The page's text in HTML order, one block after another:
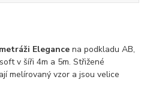
Elegance na podkladu AB,
v šíři 4m a 5m. Střižené
melírovaný vzor a jsou velice